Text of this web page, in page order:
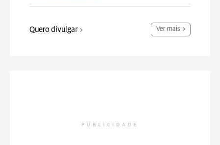
Quero divulgar Ver mais
PUBLICIDADE